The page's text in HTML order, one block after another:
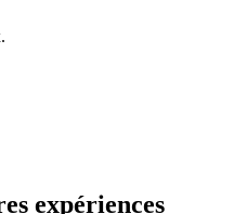
expériences